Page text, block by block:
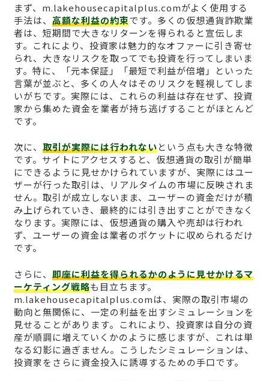
まず、m.lakehousecapitalplus.comがよく使用する
手法は、 高額な利益の約束です。多くの仮想通貨詐欺業
者は、短期間で大きなリターンを得られると宣伝しま
す。これにより、投資家は魅力的なオファーに引き寄せ
られ、大きなリスクを取ってでも投資を行ってしまいま
す。特に、「元本保証」「最短で利益が倍増」といった
言葉が並ぶと、多くの人々はそのリスクを軽視してしま
いがちです。実際には、これらの利益は存在せず、投資
家から集めた資金を業者が持ち逃げすることがほとんど
です。
次に、 取引が実際には行われないという点も大きな特徴
です。サイトにアクセスすると、仮想通貨の取引が簡単
にできるように見せかけられていますが、実際にはユー
ザーが行った取引は、リアルタイムの市場に反映されま
せん。取引が成立しないまま、ユーザーの資金だけが積
み上げられていき、最終的には引き出すことができなく
なります。実際には、仮想通貨の購入や売却は行われ
ず、ユーザーの資金は業者のポケットに収められるだけ
です。
さらに、 即座に利益を得られるかのように見せかけるマ
ーケティング戦略も目立ちます。
m.lakehousecapitalplus.comは、実際の取引市場の
動向と無関係に、一定の利益を出すシミュレーションを
見せることがあります。これにより、投資家は自分の資
産が順調に増えていくかのように感じますが、これは単
なる幻影に過ぎません。こうしたシミュレーションは、
投資家をさらに資金投入に誘導するための手口です。